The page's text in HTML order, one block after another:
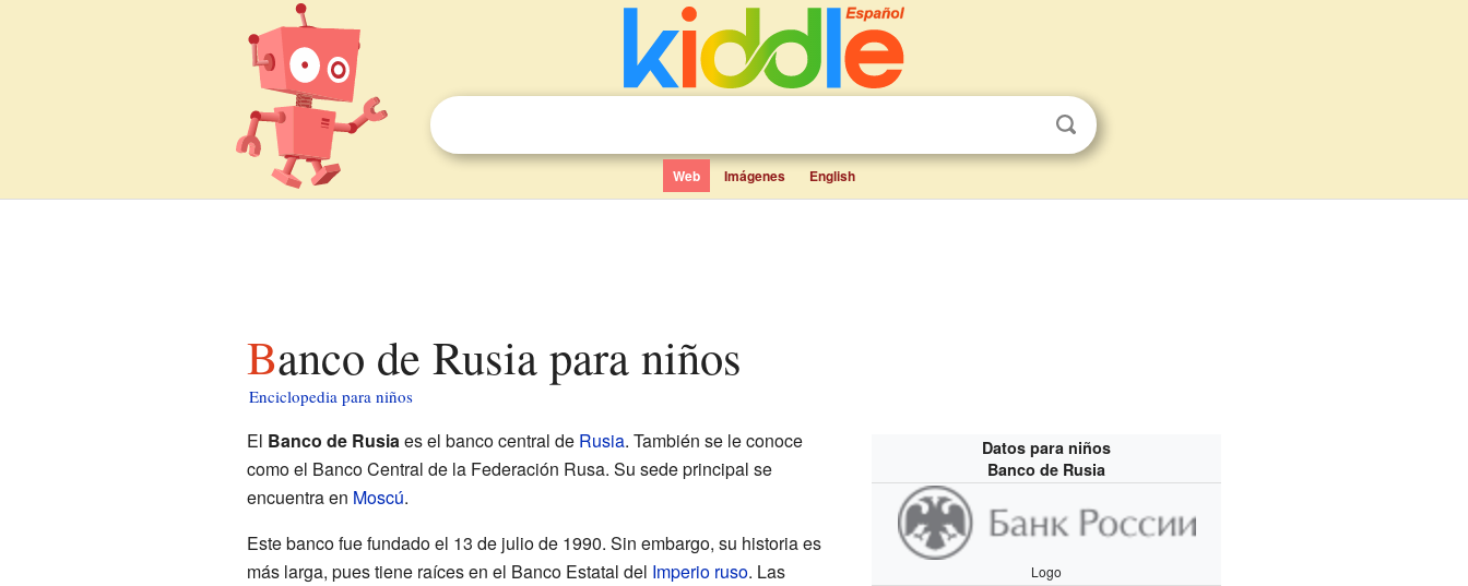
Web Imágenes English
Banco de Rusia para niños
Enciclopedia para niños
Datos para niños
Banco de Rusia
Logo
El Banco de Rusiaes el banco central de Rusia. También se le conoce
como el Banco Central de la Federación Rusa. Su sede principal se
encuentra en Moscú.
Este banco fue fundado el 13 de julio de 1990. Sin embargo, su historia es
más larga, pues tiene raíces en el Banco Estatal del Imperio ruso. Las